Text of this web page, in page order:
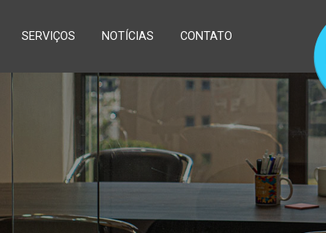
SERVIÇOS NOTÍCIAS CONTATO